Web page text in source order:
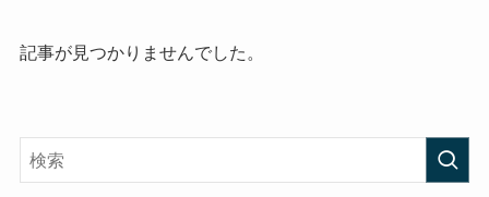
記事が見つかりませんでした。